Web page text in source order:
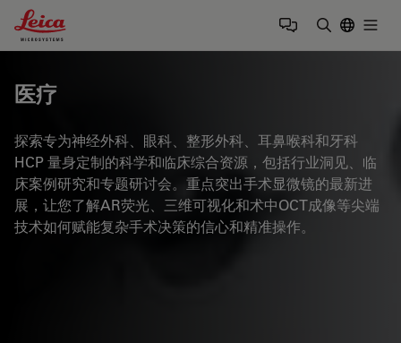
Leica Microsystems Logo
医疗
探索专为神经外科、眼科、整形外科、耳鼻喉科和牙科
HCP 量身定制的科学和临床综合资源，包括行业洞见、临
床案例研究和专题研讨会。重点突出手术显微镜的最新进
展，让您了解AR荧光、三维可视化和术中OCT成像等尖端
技术如何赋能复杂手术决策的信心和精准操作。